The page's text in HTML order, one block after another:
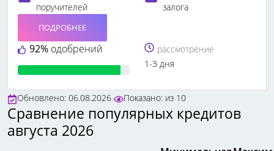
поручителей
залога
92% одобрений
ПОДРОБНЕЕ
рассмотрение
1-3 дня
Обновлено: 06.08.2026 Показано: из 10
Сравнение популярных кредитов
августа 2026